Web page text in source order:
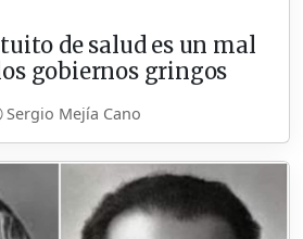
de salud es un mal
gobiernos gringos
Sergio Mejía Cano